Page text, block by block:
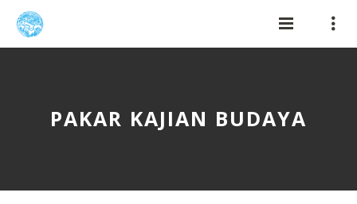
PAKAR KAJIAN BUDAYA